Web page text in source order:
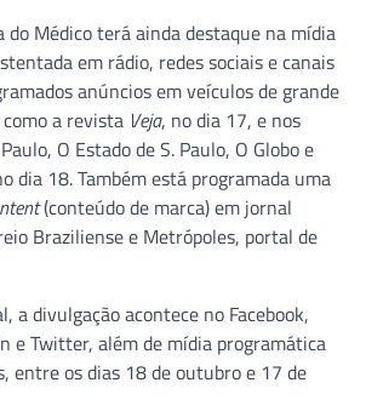
do Médico terá ainda destaque na mídia
em rádio, redes sociais e canais
anúncios em veículos de grande
a revista Veja, no dia 17, e nos
O Estado de S. Paulo, O Globo e
dia 18. Também está programada uma
(conteúdo de marca) em jornal
Braziliense e Metrópoles, portal de
a divulgação acontece no Facebook,
e Twitter, além de mídia programática
entre os dias 18 de outubro e 17 de